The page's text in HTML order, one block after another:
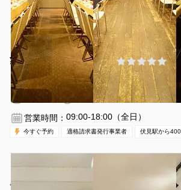
¥2500 〜 ¥5500 /時間
(0
伏見駅 徒歩5分愛知県名古屋市中区錦2
1〜100名
1時間〜
営業時間： 09:00-18:00（全日）
今すぐ予約 適格請求書発行事業者 伏見駅から
【伏見駅1分】ワンランク上の会議室｜60㎡
席可｜備品全て無料｜ﾌﾟﾛｼﾞｪｸﾀｰ、音響、司